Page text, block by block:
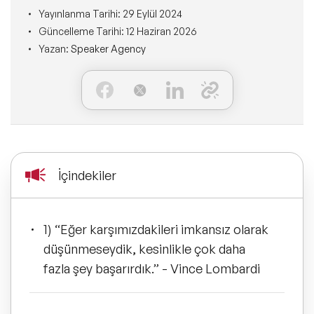
Kişisel Dönüşüm Konuşmacıları
Sürdürülebilirlik Konuşmacıları
Yeni Konuşmacılarımız
Dijital Dönüşüm Konuşmacıları
Pazarlama Konuşmacıları
Mindfulness Konuşmacıları
Mizah Konuşmacıları
Konuşmacı Özel Çözümleri
Tüm Çözümler
Ne Sunarız?
Ne Yaparız?
Kim İçin Yaparız?
Kimlerle Yaparız?
Referanslarımız
Sıkça Sorulan Sorular
İLETİŞİM
Yayınlanma Tarihi: 29 Eylül 2024
Güncelleme Tarihi: 12 Haziran 2026
Yazan: Speaker Agency
İçindekiler
1) “Eğer karşımızdakileri imkansız olarak
düşünmeseydik, kesinlikle çok daha
fazla şey başarırdık.” - Vince Lombardi